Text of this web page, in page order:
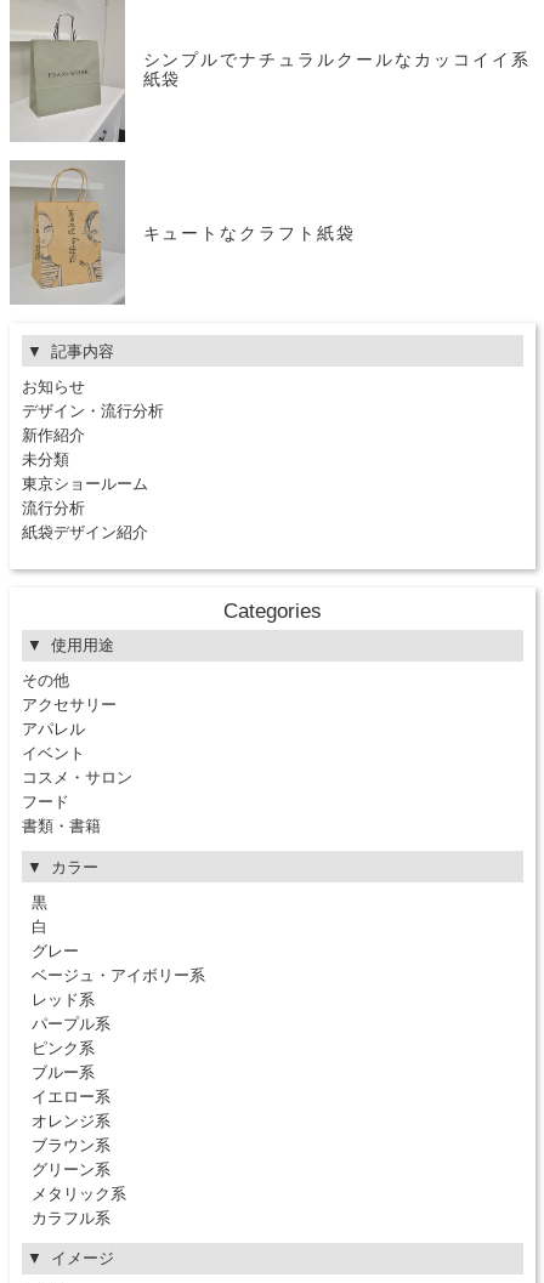
シンプルでナチュラルクールなカッコイイ系
紙袋
キュートなクラフト紙袋
記事内容
お知らせ
デザイン・流行分析
新作紹介
未分類
東京ショールーム
流行分析
紙袋デザイン紹介
Categories
使用用途
その他
アクセサリー
アパレル
イベント
コスメ・サロン
フード
書類・書籍
カラー
黒
白
グレー
ベージュ・アイボリー系
レッド系
パープル系
ピンク系
ブルー系
イエロー系
オレンジ系
ブラウン系
グリーン系
メタリック系
カラフル系
イメージ